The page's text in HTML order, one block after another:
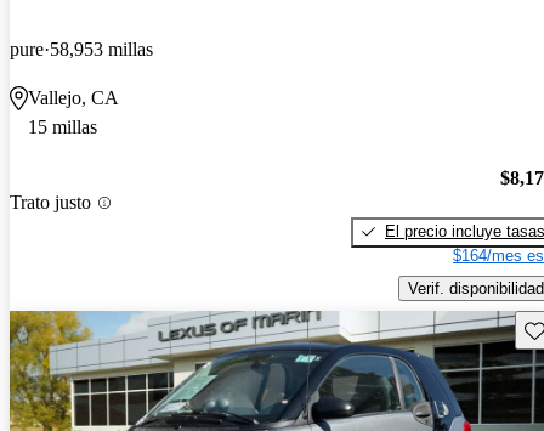
pure 58,953 millas
Vallejo, CA
15 millas
Trato justo
El precio incluye tasas
$164/mes
Verif. disponibilidad